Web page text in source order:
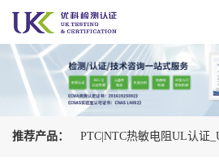
推荐产品： PTC|NTC热敏电阻UL认证